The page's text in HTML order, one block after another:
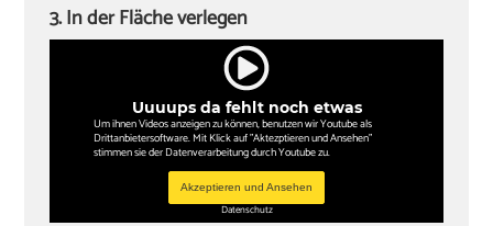
Uuuups da fehlt noch etwas
Um ihnen Videos anzeigen zu können, benutzen wir Youtube als
Drittanbietersoftware. Mit Klick auf "Aktezptieren und Ansehen"
stimmen sie der Datenverarbeitung durch Youtube zu.
Akzeptieren und Ansehen
Datenschutz
3. In der Fläche verlegen